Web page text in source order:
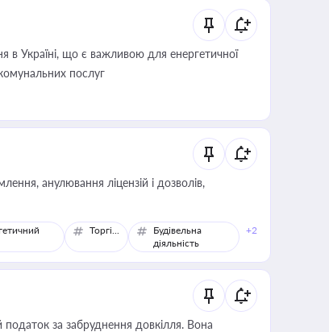
в Україні, що є важливою для енергетичної
послуг
анулювання ліцензій і дозволів,
Торгівля
Будівельна
діяльність
+2
податок за забруднення довкілля. Вона